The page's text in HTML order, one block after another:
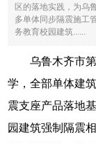
区的落地实践，为乌
多单体同步隔震施工
务教育校园建筑......
乌鲁木齐市
学，全部单体建
震支座产品落地
园建筑强制隔震